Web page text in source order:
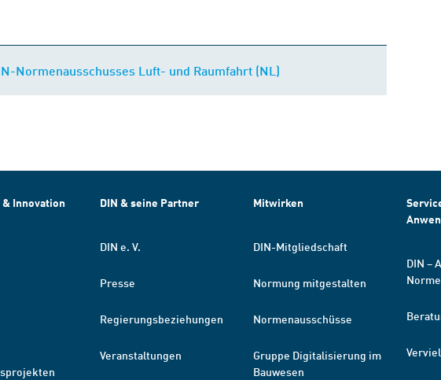
Normenausschusses Luft- und Raumfahrt (NL)
Innovation DIN & seine Partner
DIN e. V.
Presse
Regierungsbeziehungen
Veranstaltungen
Mitwirken
DIN-Mitgliedschaft
Normung mitgestalten
Normenausschüsse
Gruppe Digitalisierung im
Bauwesen
DIN –